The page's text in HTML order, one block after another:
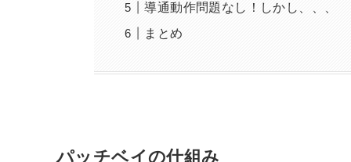
導通動作問題なし！しかし、、、
まとめ
パッチベイの仕組み